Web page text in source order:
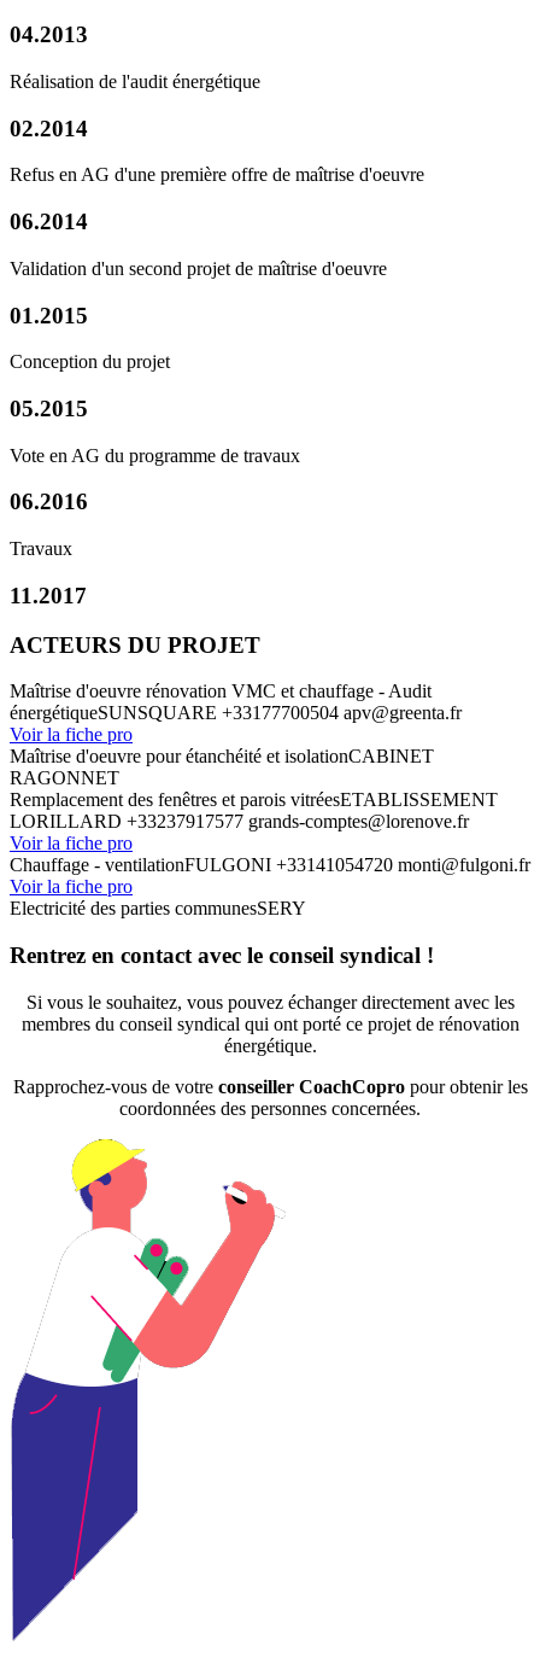
04.2013
Réalisation de l'audit énergétique
02.2014
Refus en AG d'une première offre de maîtrise d'oeuvre
06.2014
Validation d'un second projet de maîtrise d'oeuvre
01.2015
Conception du projet
05.2015
Vote en AG du programme de travaux
06.2016
Travaux
11.2017
ACTEURS DU PROJET
Maîtrise d'oeuvre rénovation VMC et chauffage - Audit
énergétiqueSUNSQUARE +33177700504 apv@greenta.fr
Voir la fiche pro
Maîtrise d'oeuvre pour étanchéité et isolationCABINET
RAGONNET
Remplacement des fenêtres et parois vitréesETABLISSEMENT
LORILLARD +33237917577 grands-comptes@lorenove.fr
Voir la fiche pro
Chauffage - ventilationFULGONI +33141054720 monti@fulgoni.fr
Voir la fiche pro
Electricité des parties communesSERY
Rentrez en contact avec le conseil syndical !
Si vous le souhaitez, vous pouvez échanger directement avec les
membres du conseil syndical qui ont porté ce projet de rénovation
énergétique.
Rapprochez-vous de votre conseiller CoachCopropour obtenir les
coordonnées des personnes concernées.